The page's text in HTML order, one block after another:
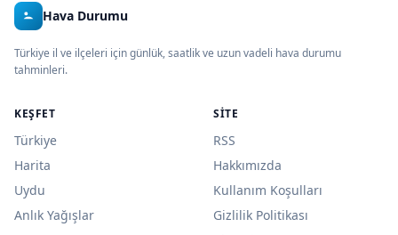
Hava Durumu
Türkiye il ve ilçeleri için günlük, saatlik ve uzun vadeli hava durumu
tahminleri.
KEŞFET
Türkiye
Harita
Uydu
Anlık Yağışlar
SITE
RSS
Hakkımızda
Kullanım Koşulları
Gizlilik Politikası